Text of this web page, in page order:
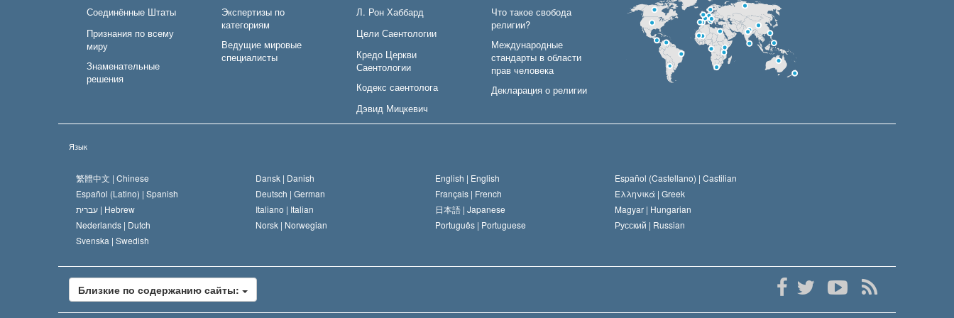
Соединённые Штаты
Признания по всему
миру
Знаменательные
решения
Экспертизы по
категориям
Ведущие мировые
специалисты
Л. Рон Хаббард
Цели Саентологии
Кредо Церкви
Саентологии
Кодекс саентолога
Дэвид Мицкевич
Что такое свобода
религии?
Международные
стандарты в области
прав человека
Декларация о религии
Язык
繁體中文 | Chinese Dansk | Danish English | English Español (Castellano) | Castilian
Español (Latino) | Spanish Deutsch | German Français | French Ελληνικά | Greek
עברית | Hebrew Italiano | Italian 日本語 | Japanese Magyar | Hungarian
Nederlands | Dutch Norsk | Norwegian Português | Portuguese Русский | Russian
Svenska | Swedish
Близкие по содержанию сайты: